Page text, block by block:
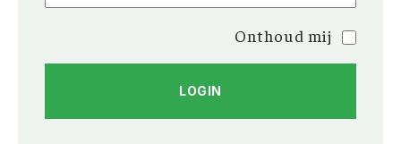
Onthoud mij